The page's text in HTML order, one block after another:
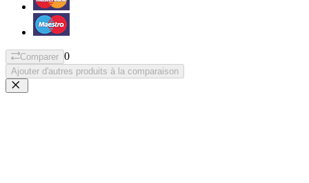
Comparer 0
Ajouter d'autres produits à la comparaison